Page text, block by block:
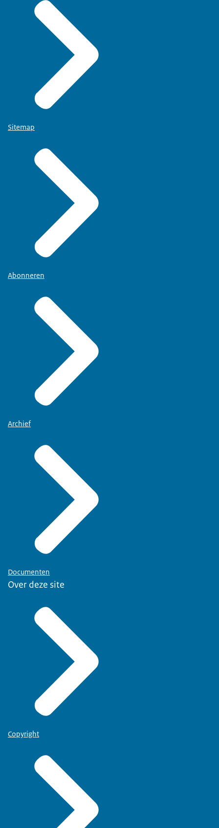
Sitemap
Abonneren
Archief
Documenten
Over deze site
Copyright